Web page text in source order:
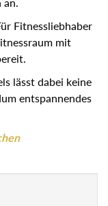
Fitnessliebhaber
mit
lässt dabei keine
entspannendes